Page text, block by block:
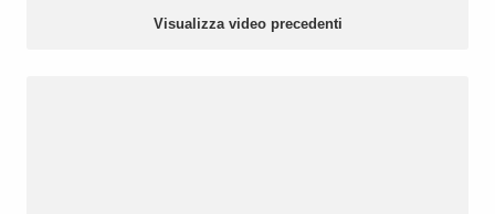
Visualizza video precedenti